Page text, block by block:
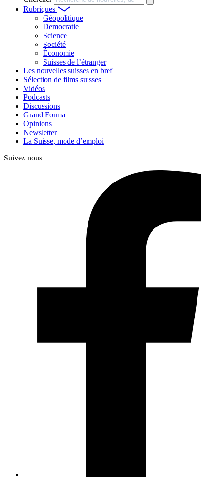
Rubriques
Géopolitique
Democratie
Science
Société
Économie
Suisses de l’étranger
Les nouvelles suisses en bref
Sélection de films suisses
Vidéos
Podcasts
Discussions
Grand Format
Opinions
Newsletter
La Suisse, mode d’emploi
Suivez-nous